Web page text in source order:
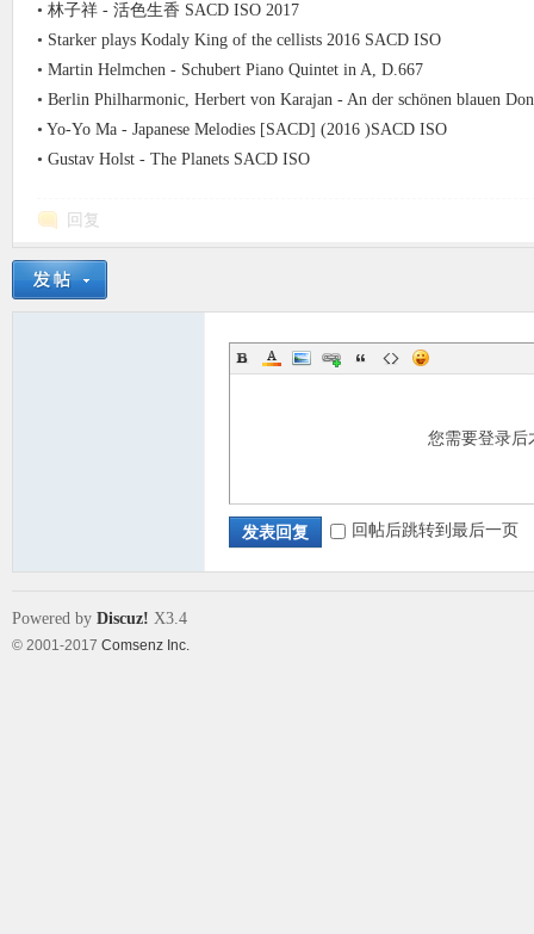
• 林子祥 - 活色生香 SACD ISO 2017
• Starker plays Kodaly King of the cellists 2016 SACD ISO
• Martin Helmchen - Schubert Piano Quintet in A, D.667
• Berlin Philharmonic, Herbert von Karajan - An der schönen blauen
• Yo-Yo Ma - Japanese Melodies [SACD] (2016 )SACD ISO
• Gustav Holst - The Planets SACD ISO
回复
您需要登录
发表回复 回帖后跳转到最后一页
Powered by Discuz! X3.4
© 2001-2017 Comsenz Inc.